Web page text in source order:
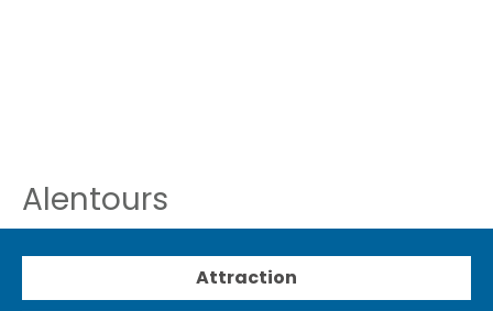
Alentours
Attraction